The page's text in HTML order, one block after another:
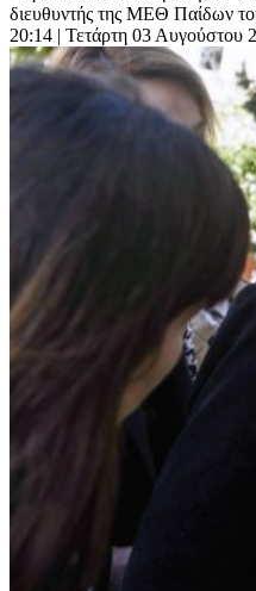
διευθυντής της ΜΕΘ Παίδων
20:14 | Τετάρτη 03 Αυγούστου